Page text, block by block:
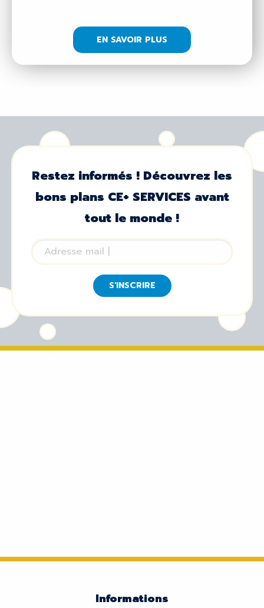
EN SAVOIR PLUS
Restez informés ! Découvrez les
bons plans CE+ SERVICES avant
tout le monde !
S'INSCRIRE
Informations